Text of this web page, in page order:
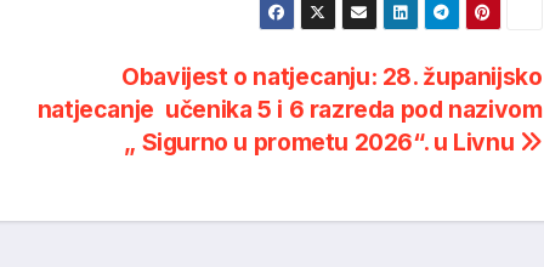
Obavijest o natjecanju: 28. županijsko
natjecanje učenika 5 i 6 razreda pod nazivom
„ Sigurno u prometu 2026“. u Livnu